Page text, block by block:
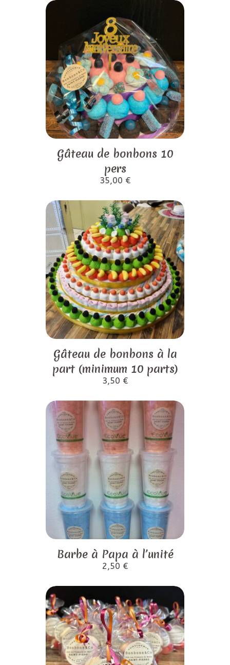
Gâteau de bonbons 10
pers
35,00 €
Gâteau de bonbons à la
part (minimum 10 parts)
3,50 €
Barbe à Papa à l’unité
2,50 €